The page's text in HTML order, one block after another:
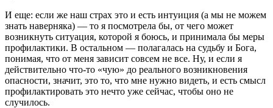
И еще: если же наш страх это и есть интуиция (а мы не можем
знать наверняка) — то я посмотрела бы, от чего может
возникнуть ситуация, которой я боюсь, и принимала бы меры
профилактики. В остальном — полагалась на судьбу и Бога,
понимая, что от меня зависит совсем не все. Ну, и если я
действительно что-то «чую» до реального возникновения
опасности, значит, это то, что мне нужно видеть, и есть смысл
профилактировать это нечто уже сейчас, чтобы оно не
случилось.